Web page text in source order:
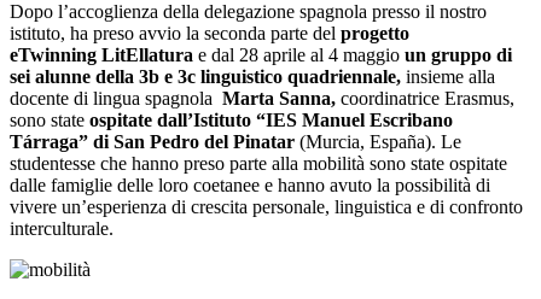
Dopo l’accoglienza della delegazione spagnola presso il nostro
istituto, ha preso avvio la seconda parte del progetto
eTwinning LitEllatura e dal 28 aprile al 4 maggio un gruppo di
sei alunne della 3b e 3c linguistico quadriennale, insieme alla
docente di lingua spagnola Marta Sanna, coordinatrice Erasmus,
sono state ospitate dall’Istituto “IES Manuel Escribano
Tárraga” di San Pedro del Pinatar (Murcia, España). Le
studentesse che hanno preso parte alla mobilità sono state ospitate
dalle famiglie delle loro coetanee e hanno avuto la possibilità di
vivere un’esperienza di crescita personale, linguistica e di confronto
interculturale.